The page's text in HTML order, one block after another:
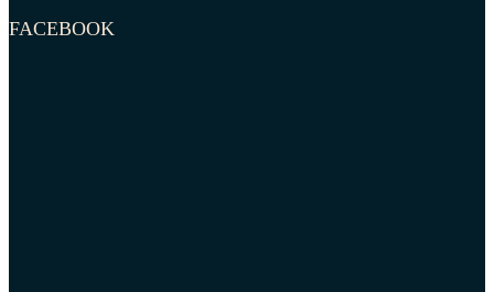
FACEBOOK